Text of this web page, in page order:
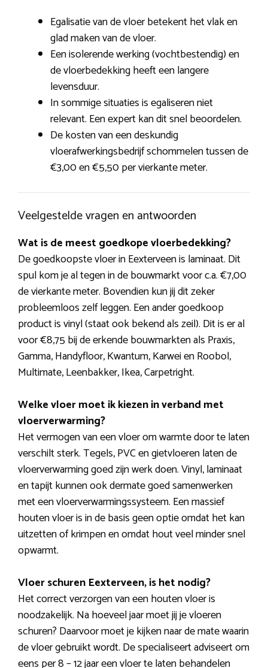
Egalisatie van de vloer betekent het vlak en
glad maken van de vloer.
Een isolerende werking (vochtbestendig) en
de vloerbedekking heeft een langere
levensduur.
In sommige situaties is egaliseren niet
relevant. Een expert kan dit snel beoordelen.
De kosten van een deskundig
vloerafwerkingsbedrijf schommelen tussen de
€3,00 en €5,50 per vierkante meter.
Veelgestelde vragen en antwoorden
Wat is de meest goedkope vloerbedekking?
De goedkoopste vloer in Eexterveen is laminaat. Dit
spul kom je al tegen in de bouwmarkt voor c.a. €7,00
de vierkante meter. Bovendien kun jij dit zeker
probleemloos zelf leggen. Een ander goedkoop
product is vinyl (staat ook bekend als zeil). Dit is er al
voor €8,75 bij de erkende bouwmarkten als Praxis,
Gamma, Handyfloor, Kwantum, Karwei en Roobol,
Multimate, Leenbakker, Ikea, Carpetright.
Welke vloer moet ik kiezen in verband met
vloerverwarming?
Het vermogen van een vloer om warmte door te laten
verschilt sterk. Tegels, PVC en gietvloeren laten de
vloerverwarming goed zijn werk doen. Vinyl, laminaat
en tapijt kunnen ook dermate goed samenwerken
met een vloerverwarmingssysteem. Een massief
houten vloer is in de basis geen optie omdat het kan
uitzetten of krimpen en omdat hout veel minder snel
opwarmt.
Vloer schuren Eexterveen, is het nodig?
Het correct verzorgen van een houten vloer is
noodzakelijk. Na hoeveel jaar moet jij je vloeren
schuren? Daarvoor moet je kijken naar de mate waarin
de vloer gebruikt wordt. De specialiseert adviseert om
eens per 8 – 12 jaar een vloer te laten behandelen